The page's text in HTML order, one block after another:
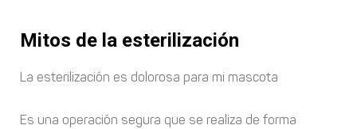
Mitos de la esterilización
La esterilización es dolorosa para mi mascota
Es una operación segura que se realiza de forma